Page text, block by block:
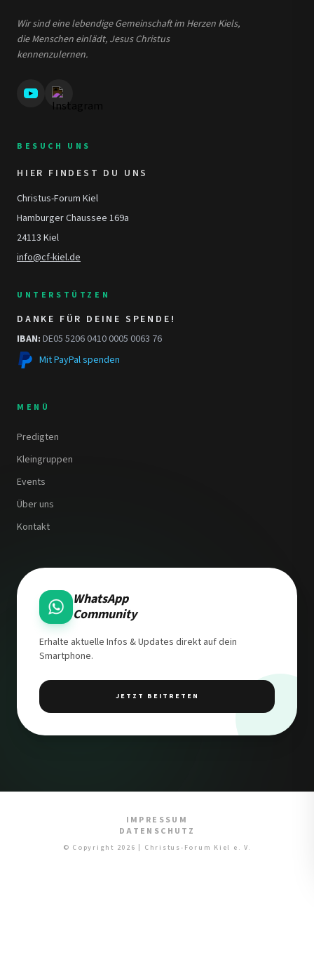
Wir sind eine lebendige Gemeinschaft im Herzen Kiels,
die Menschen einlädt, Jesus Christus
kennenzulernen.
BESUCH UNS
HIER FINDEST DU UNS
Christus-Forum Kiel
Hamburger Chaussee 169a
24113 Kiel
info@cf-kiel.de
UNTERSTÜTZEN
DANKE FÜR DEINE SPENDE!
IBAN: DE05 5206 0410 0005 0063 76
Mit PayPal spenden
MENÜ
Predigten
Kleingruppen
Events
Über uns
Kontakt
WhatsApp
Community
Erhalte aktuelle Infos & Updates direkt auf dein
Smartphone.
JETZT BEITRETEN
IMPRESSUM
DATENSCHUTZ
© Copyright 2026 | Christus-Forum Kiel e. V.